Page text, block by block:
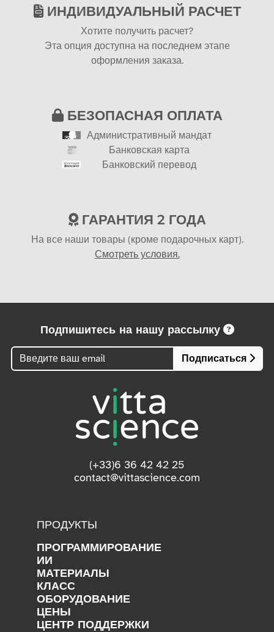
ИНДИВИДУАЛЬНЫЙ РАСЧЕТ
Хотите получить расчет?
Эта опция доступна на последнем этапе
оформления заказа.
БЕЗОПАСНАЯ ОПЛАТА
Административный мандат
Банковская карта
Банковский перевод
ГАРАНТИЯ 2 ГОДА
На все наши товары (кроме подарочных карт).
Смотреть условия.
Подпишитесь на нашу рассылку
Подписаться
(+33)6 36 42 42 25
contact@vittascience.com
ПРОДУКТЫ
ПРОГРАММИРОВАНИЕ
ИИ
МАТЕРИАЛЫ
КЛАСС
ОБОРУДОВАНИЕ
ЦЕНЫ
ЦЕНТР ПОДДЕРЖКИ